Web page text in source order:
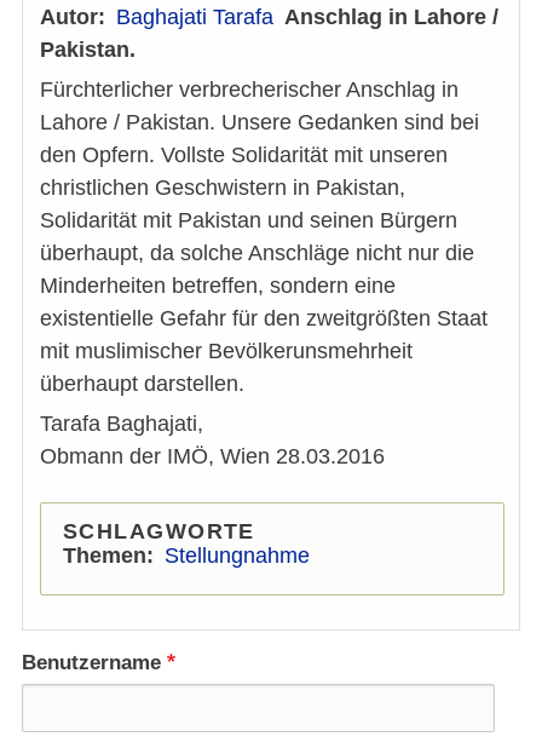
Autor
Baghajati Tarafa Anschlag in Lahore /
Pakistan.
Fürchterlicher verbrecherischer Anschlag in
Lahore / Pakistan. Unsere Gedanken sind bei
den Opfern. Vollste Solidarität mit unseren
christlichen Geschwistern in Pakistan,
Solidarität mit Pakistan und seinen Bürgern
überhaupt, da solche Anschläge nicht nur die
Minderheiten betreffen, sondern eine
existentielle Gefahr für den zweitgrößten Staat
mit muslimischer Bevölkerunsmehrheit
überhaupt darstellen.
Tarafa Baghajati,
Obmann der IMÖ, Wien 28.03.2016
SCHLAGWORTE
Themen
Stellungnahme
Benutzername